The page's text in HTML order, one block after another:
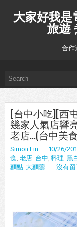
大家好我是
旅遊
合作
[台中小吃][西
幾家人氣店響
老店...(台中美
Simon Lin 10/26/
食, 老店::台中, 料理::黑
麵點::大麵羹
沒有留